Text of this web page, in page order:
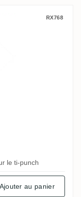
RX768
le ti-punch
Ajouter au panier